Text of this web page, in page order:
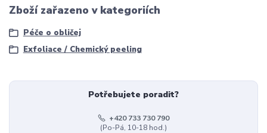
Zboží zařazeno v kategoriích
Péče o obličej
Exfoliace / Chemický peeling
Potřebujete poradit?
+420 733 730 790
(Po-Pá, 10-18 hod.)